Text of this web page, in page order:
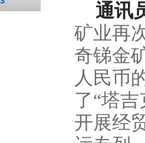
通讯
矿业再
奇锑金
人民币
了“塔
开展经